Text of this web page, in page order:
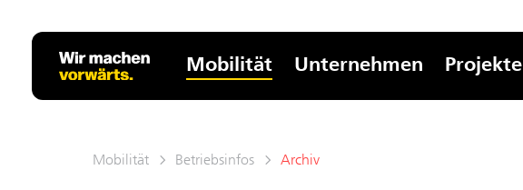
Mobilität Unternehmen Projekte
Mobilität Betriebsinfos Archiv